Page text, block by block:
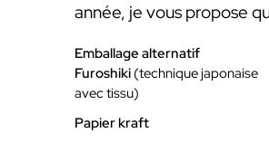
année, je vous propose
Emballage alternatif
Furoshiki (technique japonaise
avec tissu)
Papier kraft